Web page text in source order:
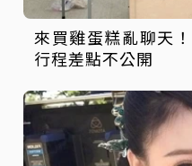
來買雞蛋糕亂聊天
行程差點不公開